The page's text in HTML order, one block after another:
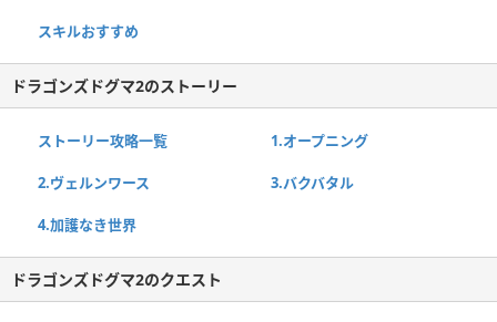
スキルおすすめ
ドラゴンズドグマ2のストーリー
ストーリー攻略一覧 1.オープニング
2.ヴェルンワース 3.バクバタル
4.加護なき世界
ドラゴンズドグマ2のクエスト